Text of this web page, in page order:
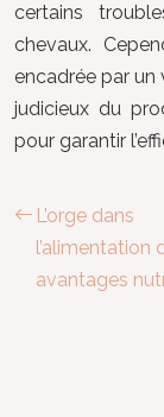
certains
chevaux.
encadrée par un
judicieux du
pour garantir
L’orge dans
l’alimentation
avantages